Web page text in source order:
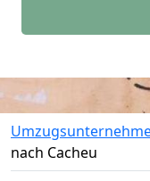
nach Cacheu